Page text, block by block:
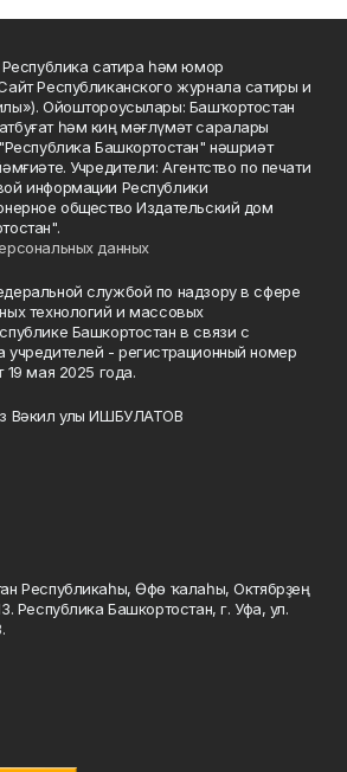
Республика сатира һәм юмор
Республиканского журнала сатиры и
Ойоштороусылары: Башҡортостан
һәм киң мәғлүмәт саралары
Башкортостан" нәшриәт
Учредители: Агентство по печати
информации Республики
общество Издательский дом
данных
службой по надзору в сфере
технологий и массовых
Башкортостан в связи с
учредителей - регистрационный номер
мая 2025 года.
Вәкил улы ИШБУЛАТОВ
Республикаһы, Өфө ҡалаһы, Октябрҙең
Республика Башкортостан, г. Уфа, ул.